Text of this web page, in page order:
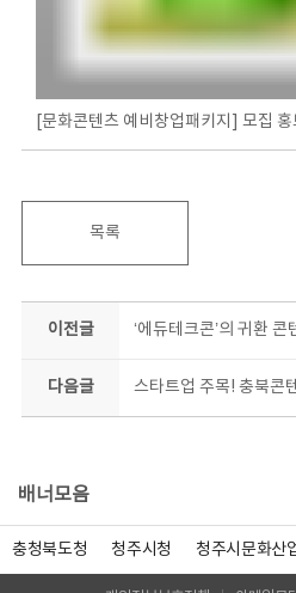
[문화콘텐츠 예비창업패키지] 모집
목록
이전글
다음글
배너모음
충청북도청 청주시청 청주시문화산